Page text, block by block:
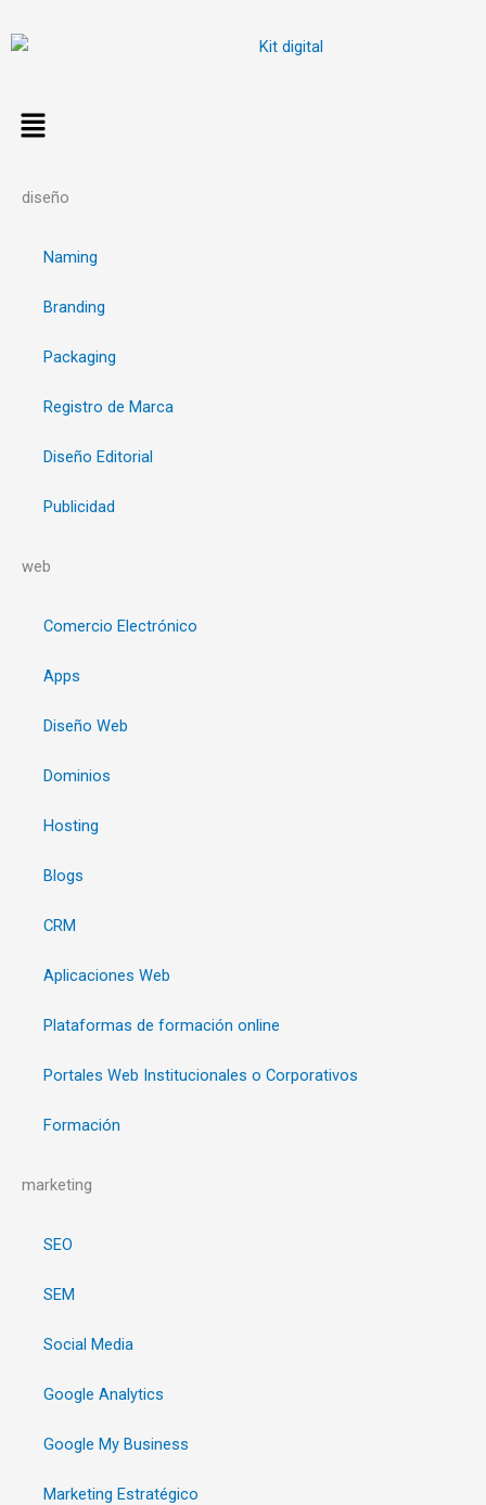
diseño
Naming
Branding
Packaging
Registro de Marca
Diseño Editorial
Publicidad
web
Comercio Electrónico
Apps
Diseño Web
Dominios
Hosting
Blogs
CRM
Aplicaciones Web
Plataformas de formación online
Portales Web Institucionales o Corporativos
Formación
marketing
SEO
SEM
Social Media
Google Analytics
Google My Business
Marketing Estratégico